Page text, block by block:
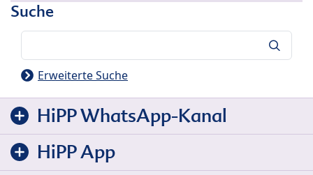
Suche
Erweiterte Suche
HiPP WhatsApp-Kanal
HiPP App